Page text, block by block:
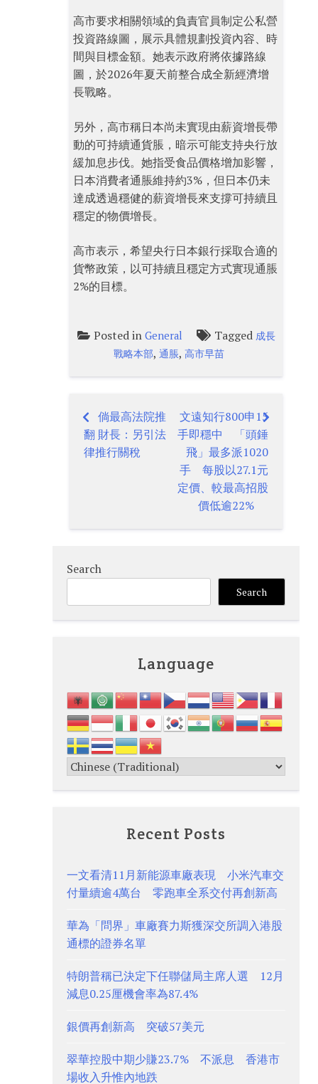
高市要求相關領域的負責官員制定公私營
投資路線圖，展示具體規劃投資內容、時
間與目標金額。她表示政府將依據路線
圖，於2026年夏天前整合成全新經濟增
長戰略。
另外，高市稱日本尚未實現由薪資增長帶
動的可持續通貨脹，暗示可能支持央行放
緩加息步伐。她指受食品價格增加影響，
日本消費者通脹維持約3%，但日本仍未
達成透過穩健的薪資增長來支撐可持續且
穩定的物價增長。
高市表示，希望央行日本銀行採取合適的
貨幣政策，以可持續且穩定方式實現通脹
2%的目標。
Posted in General Tagged 成長
戰略本部,通脹,高市早苗
Post
navigation
倘最高法院推
翻 財長：另引法
律推行關稅
文遠知行800申15
手即穩中 「頭錘
飛」最多派1020
手 每股以27.1元
定價、較最高招股
價低逾22%
Search
Search
Language
Recent Posts
一文看清11月新能源車廠表現 小米汽車交
付量續逾4萬台 零跑車全系交付再創新高
華為「問界」車廠賽力斯獲深交所調入港股
通標的證券名單
特朗普稱已決定下任聯儲局主席人選 12月
減息0.25厘機會率為87.4%
銀價再創新高 突破57美元
翠華控股中期少賺23.7% 不派息 香港市
場收入升惟內地跌